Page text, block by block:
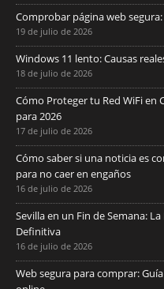
Comprobar página web
19 de julio de 2026
Windows 11 lento: Causas
18 de julio de 2026
Cómo Proteger tu Red WiFi en
para 2026
17 de julio de 2026
Cómo saber si una noticia es
para no caer en engaños
16 de julio de 2026
Sevilla en un Fin de Semana:
Definitiva
16 de julio de 2026
Web segura para comprar: